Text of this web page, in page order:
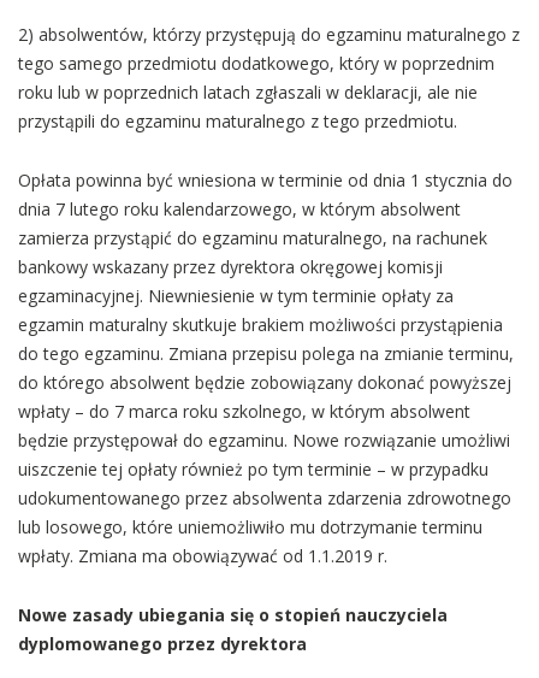
2) absolwentów, którzy przystępują do egzaminu maturalnego z
tego samego przedmiotu dodatkowego, który w poprzednim
roku lub w poprzednich latach zgłaszali w deklaracji, ale nie
przystąpili do egzaminu maturalnego z tego przedmiotu.
Opłata powinna być wniesiona w terminie od dnia 1 stycznia do
dnia 7 lutego roku kalendarzowego, w którym absolwent
zamierza przystąpić do egzaminu maturalnego, na rachunek
bankowy wskazany przez dyrektora okręgowej komisji
egzaminacyjnej. Niewniesienie w tym terminie opłaty za
egzamin maturalny skutkuje brakiem możliwości przystąpienia
do tego egzaminu. Zmiana przepisu polega na zmianie terminu,
do którego absolwent będzie zobowiązany dokonać powyższej
wpłaty – do 7 marca roku szkolnego, w którym absolwent
będzie przystępował do egzaminu. Nowe rozwiązanie umożliwi
uiszczenie tej opłaty również po tym terminie – w przypadku
udokumentowanego przez absolwenta zdarzenia zdrowotnego
lub losowego, które uniemożliwiło mu dotrzymanie terminu
wpłaty. Zmiana ma obowiązywać od 1.1.2019 r.
Nowe zasady ubiegania się o stopień nauczyciela
dyplomowanego przez dyrektora